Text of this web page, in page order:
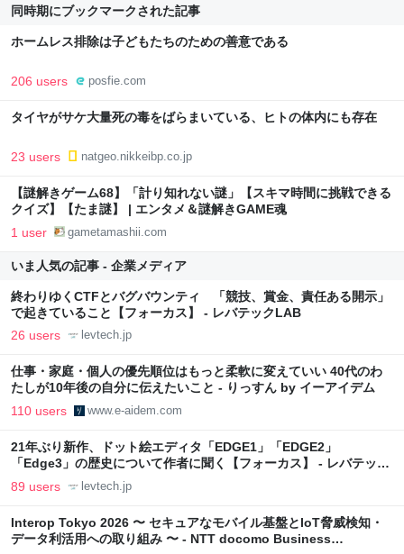
同時期にブックマークされた記事
ホームレス排除は子どもたちのための善意である
206 users posfie.com
タイヤがサケ大量死の毒をばらまいている、ヒトの体内にも存在
23 users natgeo.nikkeibp.co.jp
【謎解きゲーム68】「計り知れない謎」【スキマ時間に挑戦できる
クイズ】【たま謎】 | エンタメ＆謎解きGAME魂
1 user gametamashii.com
いま人気の記事 - 企業メディア
終わりゆくCTFとバグバウンティ 「競技、賞金、責任ある開示」
で起きていること【フォーカス】 - レバテックLAB
26 users levtech.jp
仕事・家庭・個人の優先順位はもっと柔軟に変えていい 40代のわ
たしが10年後の自分に伝えたいこと - りっすん by イーアイデム
110 users www.e-aidem.com
21年ぶり新作、ドット絵エディタ「EDGE1」「EDGE2」
「Edge3」の歴史について作者に聞く【フォーカス】 - レバテック
LAB
89 users levtech.jp
Interop Tokyo 2026 〜 セキュアなモバイル基盤とIoT脅威検知・
データ利活用への取り組み 〜 - NTT docomo Business